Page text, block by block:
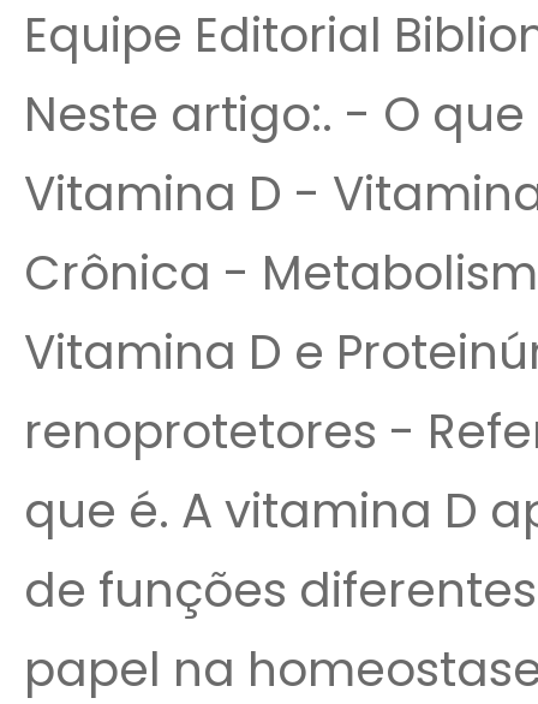
Equipe Editorial
Neste artigo:. - O
Vitamina D -
Crônica -
Vitamina D e
renoprotetores -
que é. A vitamina D
de funções
papel na